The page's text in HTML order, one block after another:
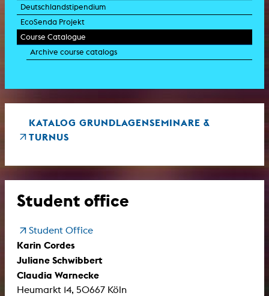
Deutschlandstipendium
EcoSenda Projekt
Course Catalogue
Archive course catalogs
KATALOG GRUNDLAGENSEMINARE &
TURNUS
Student office
Student Office
Karin Cordes
Juliane Schwibbert
Claudia Warnecke
Heumarkt 14, 50667 Köln